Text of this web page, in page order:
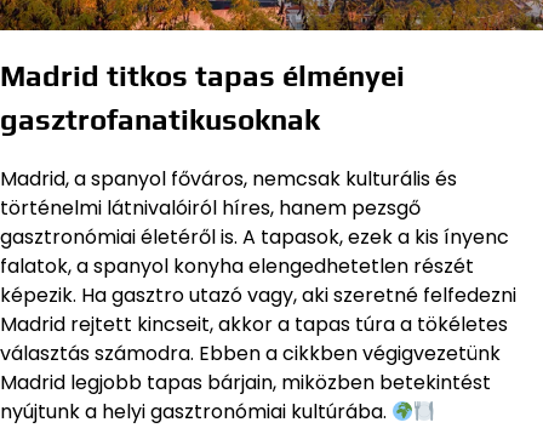
Madrid titkos tapas élményei
gasztrofanatikusoknak
Madrid, a spanyol főváros, nemcsak kulturális és
történelmi látnivalóiról híres, hanem pezsgő
gasztronómiai életéről is. A tapasok, ezek a kis ínyenc
falatok, a spanyol konyha elengedhetetlen részét
képezik. Ha gasztro utazó vagy, aki szeretné felfedezni
Madrid rejtett kincseit, akkor a tapas túra a tökéletes
választás számodra. Ebben a cikkben végigvezetünk
Madrid legjobb tapas bárjain, miközben betekintést
nyújtunk a helyi gasztronómiai kultúrába.